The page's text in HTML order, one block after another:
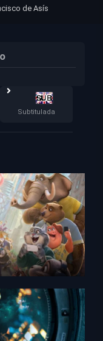
de Asís
Subtitulada